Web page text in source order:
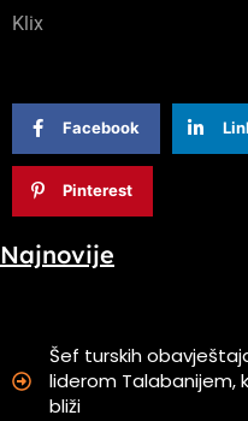
Klix
Facebook
Pinterest
Najnovije
Šef turskih
liderom Talabanijem,
bliži